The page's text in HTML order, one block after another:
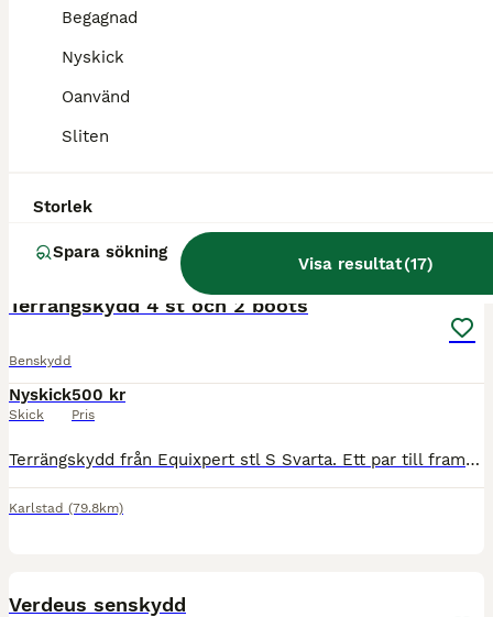
Begagnad
Nyskick
Oanvänd
Sliten
Storlek
Spara sökning
Visa resultat(17)
Terrängskydd 4 st och 2 boots
Benskydd
Nyskick
Skick
500 kr
Pris
Terrängskydd från Equixpert stl S Svarta. Ett par till frambenen och ett par till bakbenen samt 2 boots från Finntrack. Endast använda 3 gånger, fint skick!
Karlstad (79.8km)
Verdeus senskydd